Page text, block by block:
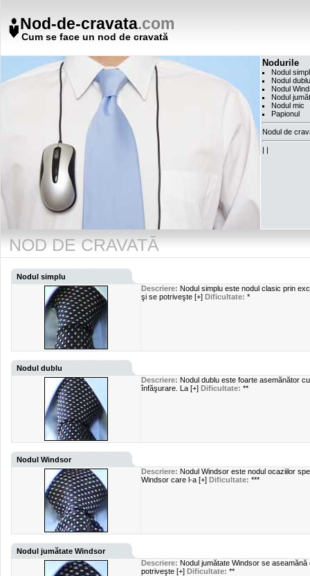
Nod-de-cravata.com
Cum se face un nod de cravată
Nodurile
Nodul
Nodul dublu
Nodul
Nodul
Nodul mic
Papionul
Nodul de
| |
NOD DE CRAVATĂ
Nodul simplu
Descriere: Nodul simplu este nodul clasic prin
şi se potriveşte [+] Dificultate: *
Nodul dublu
Descriere: Nodul dublu este foarte asemănător
înfăşurare. La [+] Dificultate: **
Nodul Windsor
Descriere: Nodul Windsor este nodul ocaziilor
Windsor care l-a [+] Dificultate: ***
Nodul jumătate Windsor
Descriere: Nodul jumătate Windsor se
potriveşte [+] Dificultate: **